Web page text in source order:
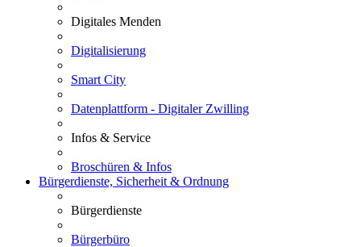
Digitales Menden
Digitalisierung
Smart City
Datenplattform - Digitaler Zwilling
Infos & Service
Broschüren & Infos
Bürgerdienste, Sicherheit & Ordnung
Bürgerdienste
Bürgerbüro